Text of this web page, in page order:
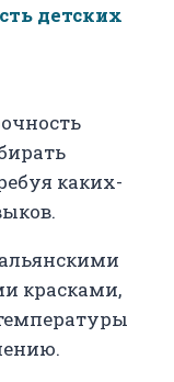
детских
каких-
красками,